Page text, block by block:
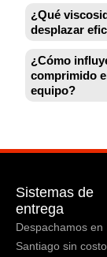
¿Qué
desplazar
¿Cómo
comprimido
equipo?
Sistemas de
entrega
Despachamos en
Santiago sin costo